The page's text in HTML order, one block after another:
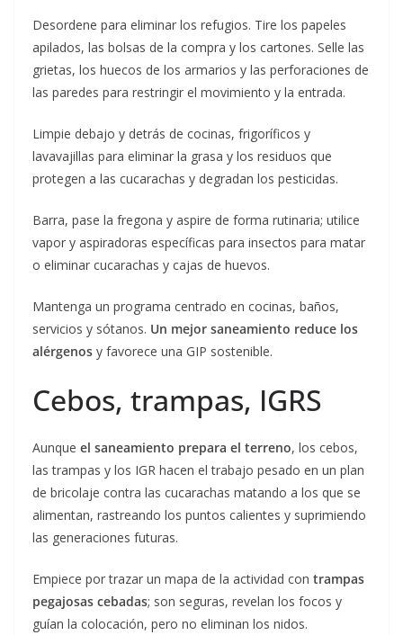
Desordene para eliminar los refugios. Tire los papeles
apilados, las bolsas de la compra y los cartones. Selle las
grietas, los huecos de los armarios y las perforaciones de
las paredes para restringir el movimiento y la entrada.
Limpie debajo y detrás de cocinas, frigoríficos y
lavavajillas para eliminar la grasa y los residuos que
protegen a las cucarachas y degradan los pesticidas.
Barra, pase la fregona y aspire de forma rutinaria; utilice
vapor y aspiradoras específicas para insectos para matar
o eliminar cucarachas y cajas de huevos.
Mantenga un programa centrado en cocinas, baños,
servicios y sótanos. Un mejor saneamiento reduce los
alérgenos y favorece una GIP sostenible.
Cebos, trampas, IGRS
Aunque el saneamiento prepara el terreno, los cebos,
las trampas y los IGR hacen el trabajo pesado en un plan
de bricolaje contra las cucarachas matando a los que se
alimentan, rastreando los puntos calientes y suprimiendo
las generaciones futuras.
Empiece por trazar un mapa de la actividad con trampas
pegajosas cebadas; son seguras, revelan los focos y
guían la colocación, pero no eliminan los nidos.